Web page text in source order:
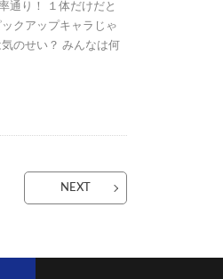
通り！ １体だけだと
クアップキャラじゃ
のせい？ みんなは何
NEXT